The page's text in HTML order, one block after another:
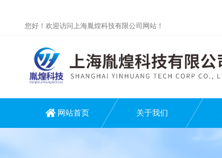
您好！欢迎访问上海胤煌科技有限公司网站！
网站首页 关于我们